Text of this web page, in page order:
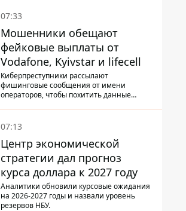
07:33
Мошенники обещают
фейковые выплаты от
Vodafone, Kyivstar и lifecell
Киберпреступники рассылают
фишинговые сообщения от имени
операторов, чтобы похитить данные
07:13
Центр экономической
стратегии дал прогноз
курса доллара к 2027 году
Аналитики обновили курсовые ожидания
на 2026-2027 годы и назвали уровень
резервов НБУ.